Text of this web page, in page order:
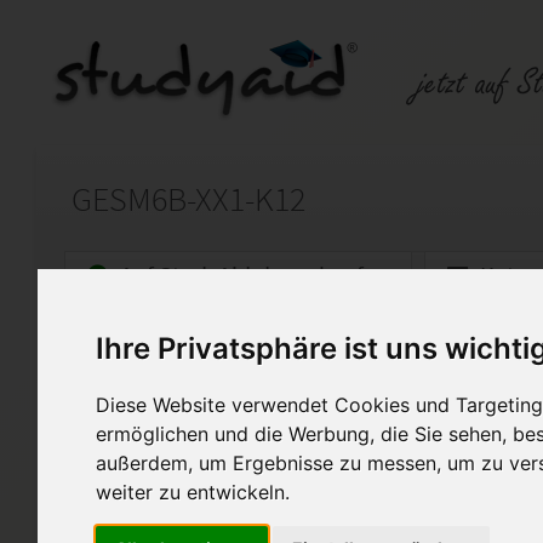
Ihre Privatsphäre ist uns
Diese Website verwendet Cookies und
ermöglichen und die Werbung, die Sie sehen,
außerdem, um Ergebnisse zu messen, um zu
weiter zu entwickeln.
GESM6B-XX1-K12
Auf StudyAid.de verkaufen
Startseite Sonstiges
Kaiserreich, Imperialismus,
Die Korrektur des
Sollte das Cover keine 1,00